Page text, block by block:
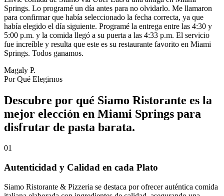
Springs. Lo programé un día antes para no olvidarlo. Me llamaron
para confirmar que había seleccionado la fecha correcta, ya que
había elegido el día siguiente. Programé la entrega entre las 4:30 y
5:00 p.m. y la comida llegó a su puerta a las 4:33 p.m. El servicio
fue increíble y resulta que este es su restaurante favorito en Miami
Springs. Todos ganamos.
Magaly P.
Por Qué Elegirnos
Descubre por qué Siamo Ristorante es la
mejor elección en Miami Springs para
disfrutar de pasta barata.
01
Autenticidad y Calidad en cada Plato
Siamo Ristorante & Pizzeria se destaca por ofrecer auténtica comida